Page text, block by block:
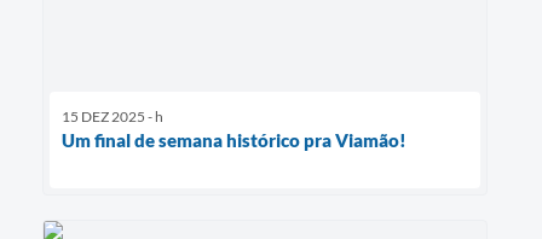
15 DEZ 2025 - h
Um final de semana histórico pra Viamão!